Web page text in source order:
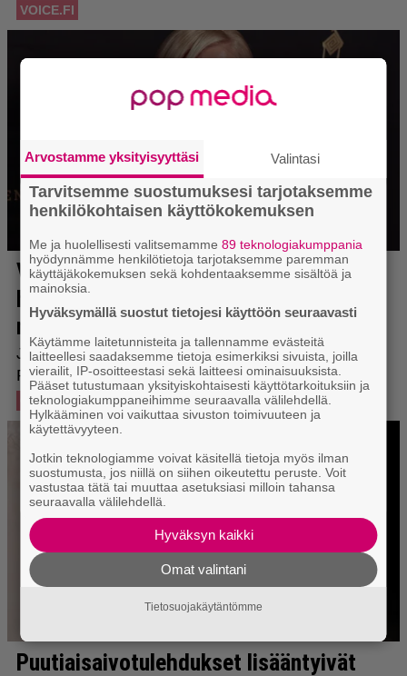
Arvostamme yksityisyyttäsi Valintasi
Tarvitsemme suostumuksesi tarjotaksemme
henkilökohtaisen käyttökokemuksen
Me ja huolellisesti valitsemamme89 teknologiakumppania
hyödynnämme henkilötietoja tarjotaksemme paremman
käyttäjäkokemuksen sekä kohdentaaksemme sisältöä ja
mainoksia.
Hyväksymällä suostut tietojesi käyttöön seuraavasti
Käytämme laitetunnisteita ja tallennamme evästeitä
laitteellesi saadaksemme tietoja esimerkiksi sivuista, joilla
vierailit, IP-osoitteestasi sekä laitteesi ominaisuuksista.
Pääset tutustumaan yksityiskohtaisesti käyttötarkoituksiin ja
teknologiakumppaneihimme seuraavalla välilehdellä.
Hylkääminen voi vaikuttaa sivuston toimivuuteen ja
käytettävyyteen.
Jotkin teknologiamme voivat käsitellä tietoja myös ilman
suostumusta, jos niillä on siihen oikeutettu peruste. Voit
vastustaa tätä tai muuttaa asetuksiasi milloin tahansa
seuraavalla välilehdellä.
Hyväksyn kaikki
Omat valintani
Tietosuojakäytäntömme